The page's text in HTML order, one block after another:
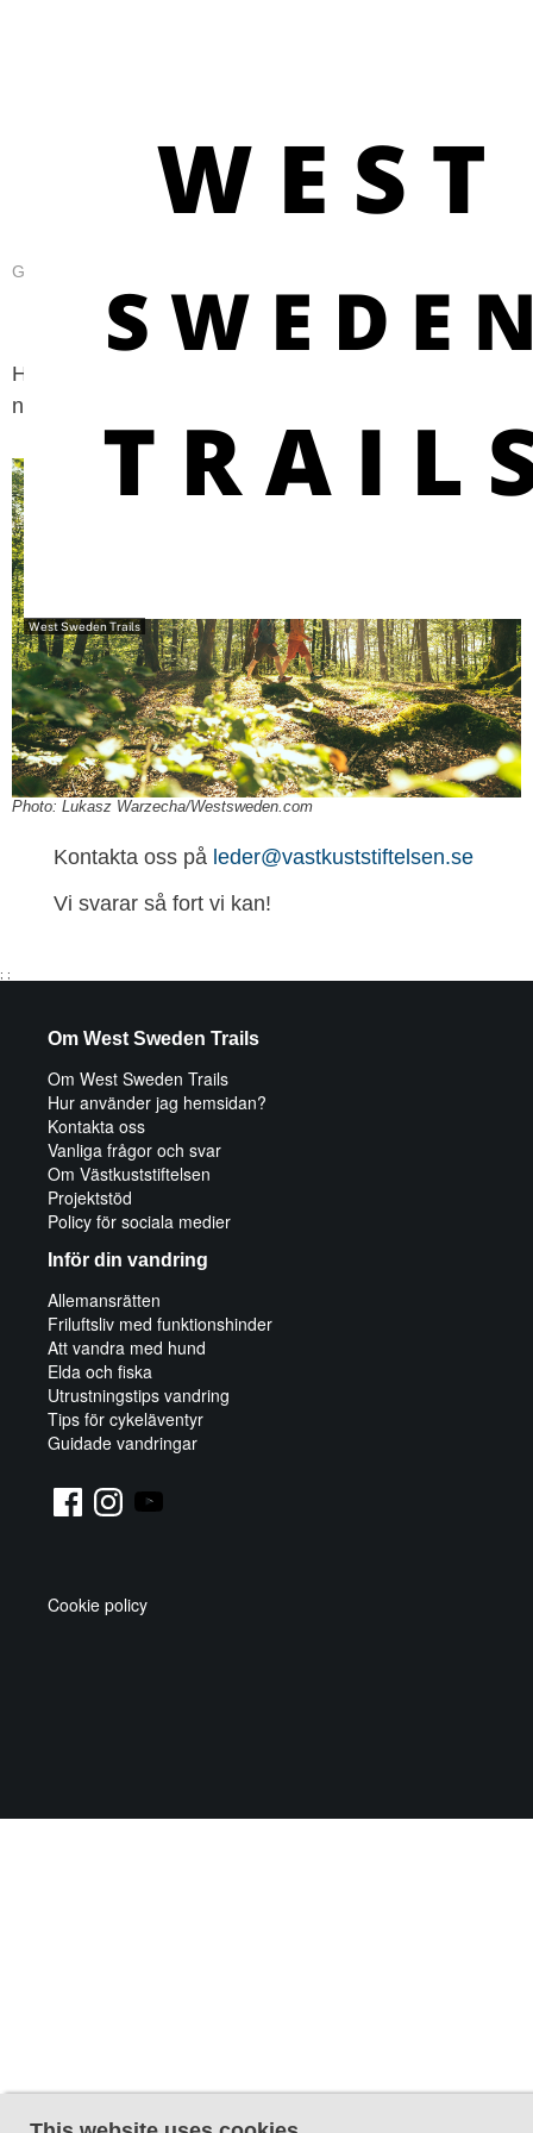
West Sweden Trails
GOOD TO KNOW ABOUT OUTDOOR LIFE
Kontakta oss
Har du frågor eller synpunkter? Eller vill du rapportera
något?
Photo: Lukasz Warzecha/Westsweden.com
Kontakta oss på leder@vastkuststiftelsen.se
Vi svarar så fort vi kan!
; ;
Om West Sweden Trails
Om West Sweden Trails
Hur använder jag hemsidan?
Kontakta oss
Vanliga frågor och svar
Om Västkuststiftelsen
Projektstöd
Policy för sociala medier
Inför din vandring
Allemansrätten
Friluftsliv med funktionshinder
Att vandra med hund
Elda och fiska
Utrustningstips vandring
Tips för cykeläventyr
Guidade vandringar
Cookie policy